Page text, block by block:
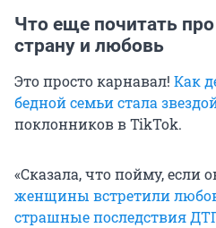
Что еще почитать
страну и любовь
Это просто карнавал! Как
бедной семьи стала
поклонников в TikTok.
«Сказала, что пойму, если
женщины встретили
страшные последствия